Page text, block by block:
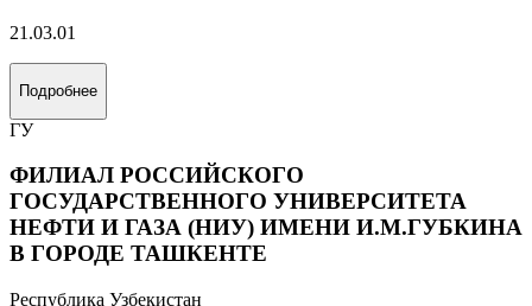
21.03.01
Подробнее
ГУ
ФИЛИАЛ РОССИЙСКОГО
ГОСУДАРСТВЕННОГО УНИВЕРСИТЕТА
НЕФТИ И ГАЗА (НИУ) ИМЕНИ И.М.ГУБКИНА
В ГОРОДЕ ТАШКЕНТЕ
Республика Узбекистан